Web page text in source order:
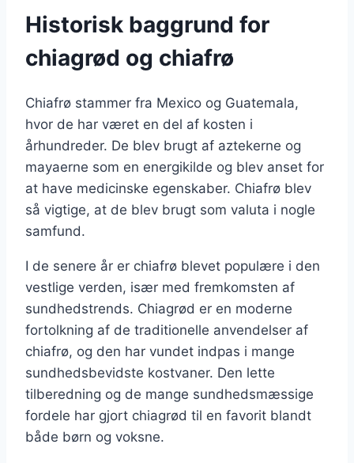
Historisk baggrund for
chiagrød og chiafrø
Chiafrø stammer fra Mexico og Guatemala,
hvor de har været en del af kosten i
århundreder. De blev brugt af aztekerne og
mayaerne som en energikilde og blev anset for
at have medicinske egenskaber. Chiafrø blev
så vigtige, at de blev brugt som valuta i nogle
samfund.
I de senere år er chiafrø blevet populære i den
vestlige verden, især med fremkomsten af
sundhedstrends. Chiagrød er en moderne
fortolkning af de traditionelle anvendelser af
chiafrø, og den har vundet indpas i mange
sundhedsbevidste kostvaner. Den lette
tilberedning og de mange sundhedsmæssige
fordele har gjort chiagrød til en favorit blandt
både børn og voksne.